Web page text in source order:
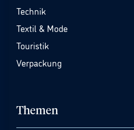
Technik
Textil & Mode
Touristik
Verpackung
Themen